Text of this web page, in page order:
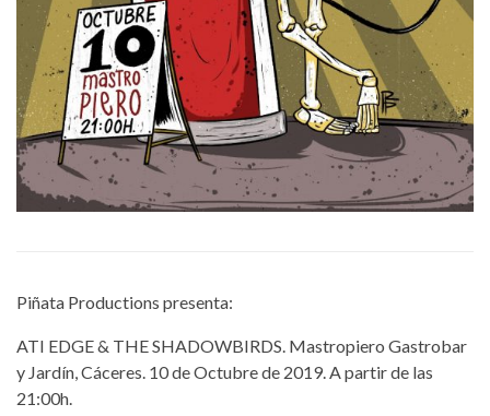
Piñata Productions presenta:
ATI EDGE & THE SHADOWBIRDS. Mastropiero Gastrobar
y Jardín, Cáceres. 10 de Octubre de 2019. A partir de las
21:00h.